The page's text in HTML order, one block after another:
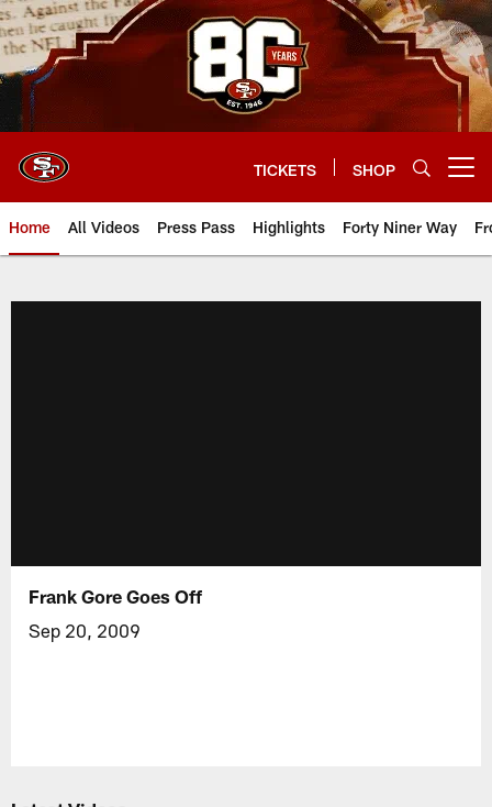
Skip
to
main
content
TICKETS SHOP
Home All Videos Press Pass Highlights Forty Niner Way
Frank Gore Goes Off
Sep 20, 2009